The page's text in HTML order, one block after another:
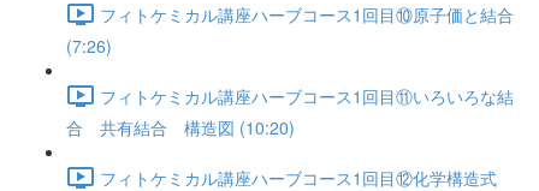
フィトケミカル講座ハーブコース1回目⑩原子価と結合
(7:26)
フィトケミカル講座ハーブコース1回目⑪いろいろな結
合 共有結合 構造図 (10:20)
フィトケミカル講座ハーブコース1回目⑫化学構造式